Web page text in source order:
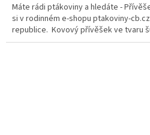
z
5
hvězdiček.
Máte rádi ptákoviny a hledáte -
si v rodinném e-shopu ptakoviny-
republice. Kovový přívěšek ve tvaru